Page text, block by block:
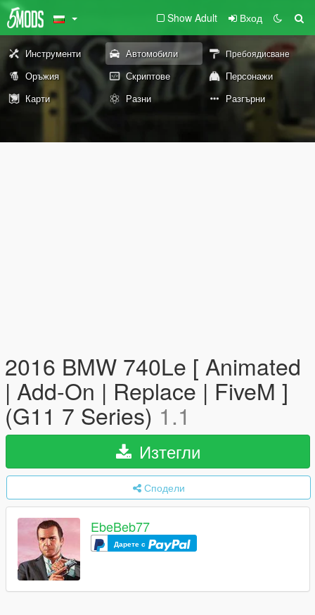
Show Adult Вход
Инструменти Автомобили Пребоядисване
Оръжия Скриптове
Персонажи
Карти
Разни Разгърни
2016 BMW 740Le [ Animated
| Add-On | Replace | FiveM ]
(G11 7 Series) 1.1
Изтегли
Сподели
EbeBeb77
Дарете с